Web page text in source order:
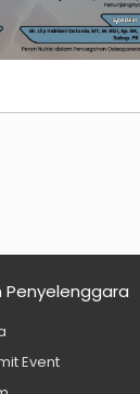
Penyelenggara
Event